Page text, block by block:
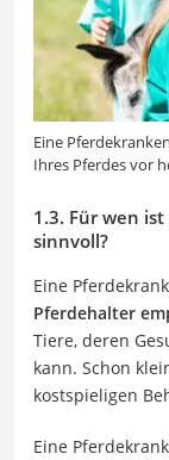
Eine
Ihres Pferdes vor
1.3. Für wen
sinnvoll?
Eine
Pferdehalter
Tiere, deren
kann. Schon
kostspieligen
Eine